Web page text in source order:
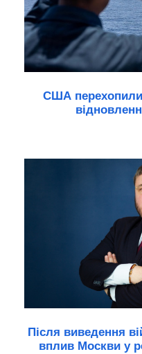
США перехопили
Після виведення
вплив Москви у